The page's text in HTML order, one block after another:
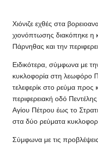
Χιόνιζε εχθές στα
χιονόπτωσης διακόπηκε
Πάρνηθας και την
Ειδικότερα, σύμφωνα με
κυκλοφορία στη λεωφόρο
τελεφερίκ στο ρεύμα προς
περιφερειακή οδό
Αγίου Πέτρου έως το
στα δύο ρεύματα
Σύμφωνα με τις